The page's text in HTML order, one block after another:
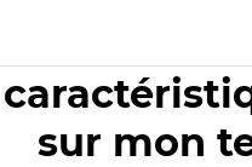
sur mon